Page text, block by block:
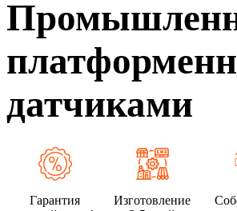
датчиками
Гарантия
Изготовление